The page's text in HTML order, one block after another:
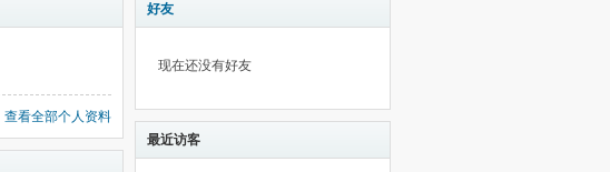
查看全部个人资料
好友
现在还没有好友
最近访客